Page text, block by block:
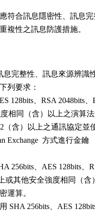
應符合訊息隱密性、訊息
重複性之訊息防護措施。
完整性、訊息來源辨識
列要求：
128bits、RSA 2048bits
強度相同（含）以上之演算
1.2（含）以上之通訊協定並
Exchange  方式進行金鑰
256bits、AES 128bits
以上或其他安全強度相同（
運算。
SHA 256bits、AES